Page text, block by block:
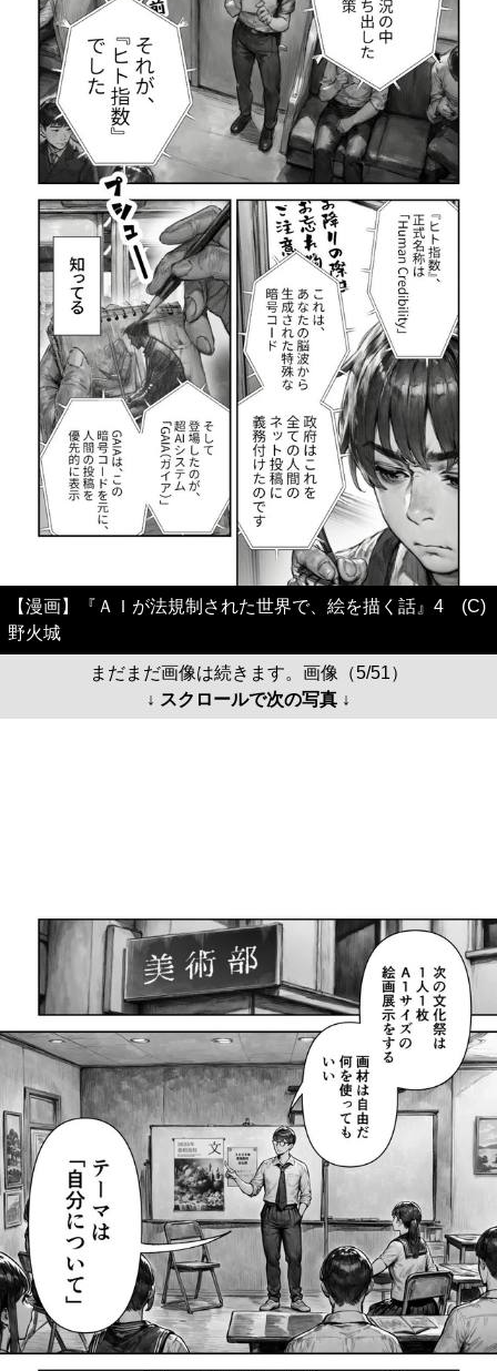
【漫画】『ＡＩが法規制された世界で、絵を描く話』4 (C)
野火城
まだまだ画像は続きます。画像（5/51）
↓ スクロールで次の写真 ↓